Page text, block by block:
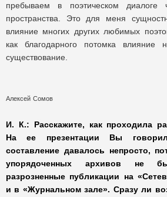
пребываем в поэтическом диалоге
пространства. Это для меня
влияние многих других любимых
как благодарного потомка влияние
существование.
Алексей Сомов
И. К.: Расскажите, как проходила
На ее презентации Вы
составление давалось непросто,
упорядоченных архивов не
разрозненные публикации на
и в «Журнальном зале». Сразу ли